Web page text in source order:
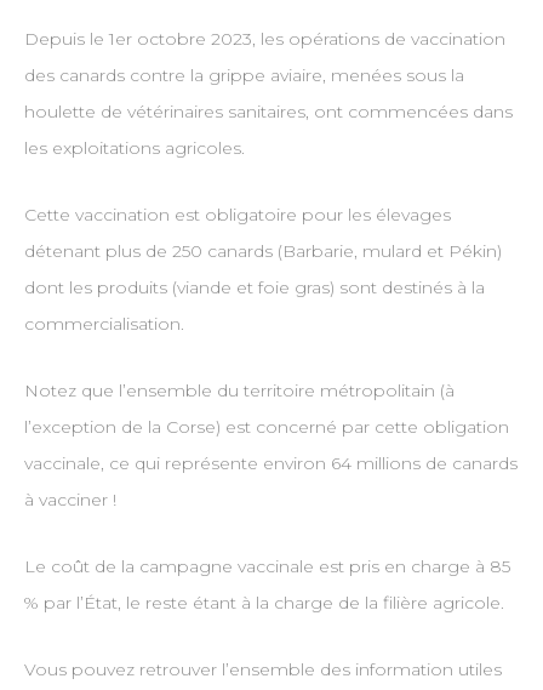
Depuis le 1er octobre 2023, les opérations de vaccination
des canards contre la grippe aviaire, menées sous la
houlette de vétérinaires sanitaires, ont commencées dans
les exploitations agricoles.
Cette vaccination est obligatoire pour les élevages
détenant plus de 250 canards (Barbarie, mulard et Pékin)
dont les produits (viande et foie gras) sont destinés à la
commercialisation.
Notez que l’ensemble du territoire métropolitain (à
l’exception de la Corse) est concerné par cette obligation
vaccinale, ce qui représente environ 64 millions de canards
à vacciner !
Le coût de la campagne vaccinale est pris en charge à 85
% par l’État, le reste étant à la charge de la filière agricole.
Vous pouvez retrouver l’ensemble des information utiles